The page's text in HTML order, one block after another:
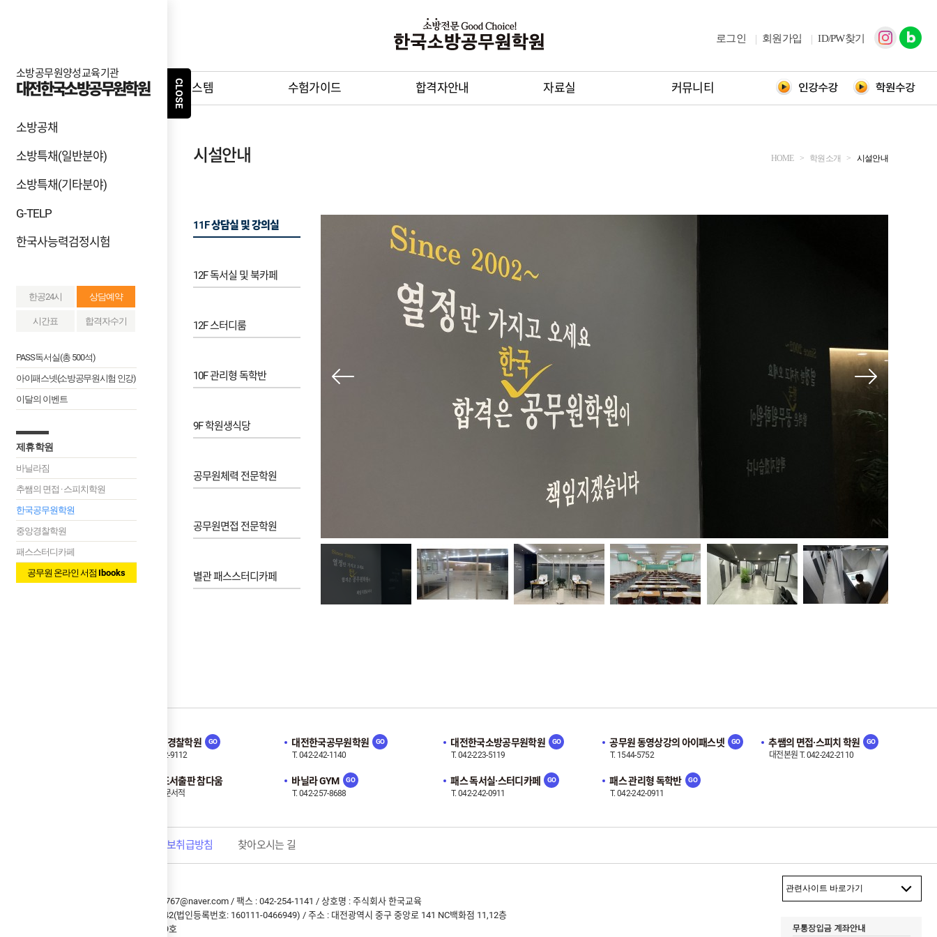
로그인 회원가입 ID/PW찾기
학원소개 학원시스템 수험가이드 합격자안내 자료실 커뮤니티
학원소개
학원연혁
시설안내
시설안내 HOME > 학원소개 > 시설안내
11F 상담실 및 강의실
12F 독서실 및 북카페
12F 스터디룸
10F 관리형 독학반
9F 학원생식당
공무원체력 전문학원
공무원면접 전문학원
별관 패스스터디카페
소방공무원양성교육기관
대전한국소방공무원학원
소방공채
소방특채(일반분야)
소방특채(기타분야)
G-TELP
한국사능력검정시험
한공24시 상담예약
시간표 합격자수기
PASS독서실(총 500석)
아이패스넷(소방공무원시험 인강)
이달의 이벤트
제휴학원
바닐라짐
추쌤의 면접 · 스피치학원
한국공무원학원
중앙경찰학원
패스스터디카페
공무원 온라인 서점 Ibooks
CLOSE
대전중앙경찰학원
T. 042-242-9112
대전한국공무원학원
T. 042-242-1140
대전한국소방공무원학원
T. 042-223-5119
공무원 동영상강의 아이패스넷
T. 1544-5752
추쌤의 면접·스피치 학원
대전본원 T. 042-242-2110
노량진.도서출판 참다움
공무원 전문서적
바닐라 GYM
T. 042-257-8688
패스 독서실·스터디카페
T. 042-242-0911
패스 관리형 독학반
T. 042-242-0911
개인정보취급방침 찾아오시는 길
대표전화 : 042-223-5119 / 이메일 : lbh0767@naver.com / 팩스 : 042-254-1141 / 상호명 : 주식회사 한국교육
대표 : 이병한 / 사업자번호 : 695-81-00942(법인등록번호: 160111-0466949) / 주소 : 대전광역시 중구 중앙로 141 NC백화점 11,12층
통신판매업신고 : 제 2021-대전중구-0289호